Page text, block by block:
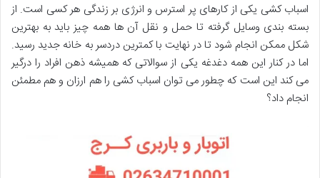
اسباب کشی یکی از کارهای پر استرس و انرژی بر زندگی هر کسی است. از
بسته بندی وسایل گرفته تا حمل و نقل آن ها همه چیز باید به بهترین
شکل ممکن انجام شود تا در نهایت با کمترین دردسر به خانه جدید رسید.
اما در کنار این همه دغدغه یکی از سوالاتی که همیشه ذهن افراد را درگیر
می کند این است که چطور می توان اسباب کشی را هم ارزان و هم مطمئن
انجام داد؟